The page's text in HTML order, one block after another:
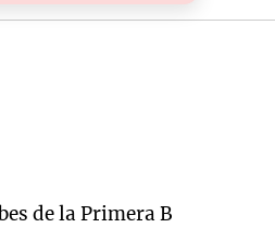
de la Primera B